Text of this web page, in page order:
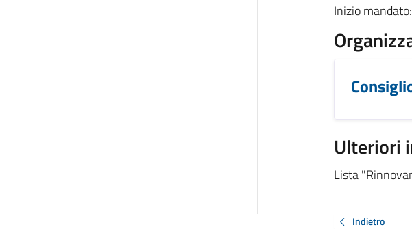
Inizio mandato:
Ulteriori
Lista
Indietro